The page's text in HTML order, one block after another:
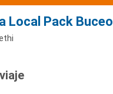
Local Pack Buceo